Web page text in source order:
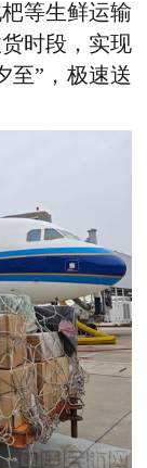
等生鲜运输
时段，实现
至”，极速送